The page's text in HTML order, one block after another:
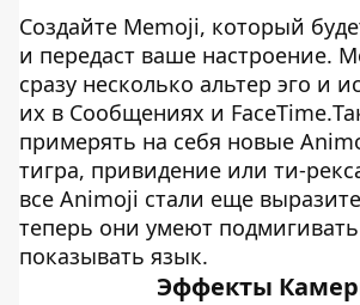
Создайте Memoji, который
и передаст ваше настроение.
сразу несколько альтер эго и
их в Сообщениях и
примерять на себя новые
тигра, привидение или
все Animoji стали еще
теперь они умеют
показывать язык.
Эффекты